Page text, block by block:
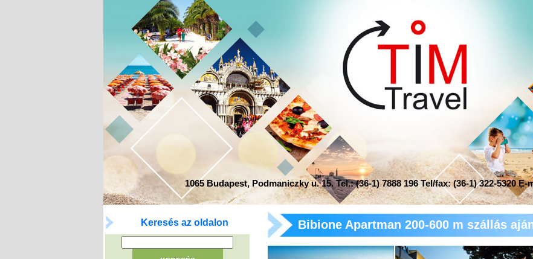
1065 Budapest, Podmaniczky u. 15. Tel.: (36-1) 7888 196 Tel/fax: (36-1) 322-5320
Bibione Apartman 200-600 m szállás
Keresés az oldalon